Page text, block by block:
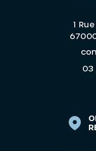
1
67000
03